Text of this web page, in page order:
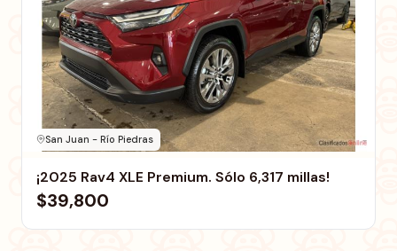
San Juan - Río Piedras
¡2025 Rav4 XLE Premium. Sólo 6,317 millas!
$39,800